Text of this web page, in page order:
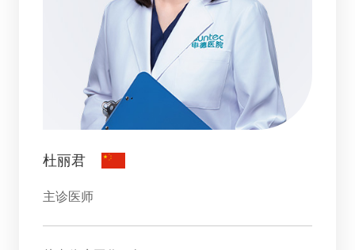
杜丽君
主诊医师